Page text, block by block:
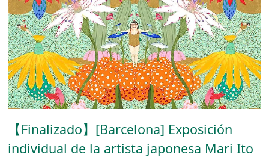
【Finalizado】[Barcelona] Exposición
individual de la artista japonesa Mari Ito